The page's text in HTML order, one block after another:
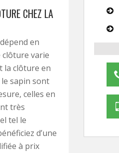
CHEZ LA
en
varie
la clôture en
le sapin sont
celles en
très
tel le
d’une
à prix